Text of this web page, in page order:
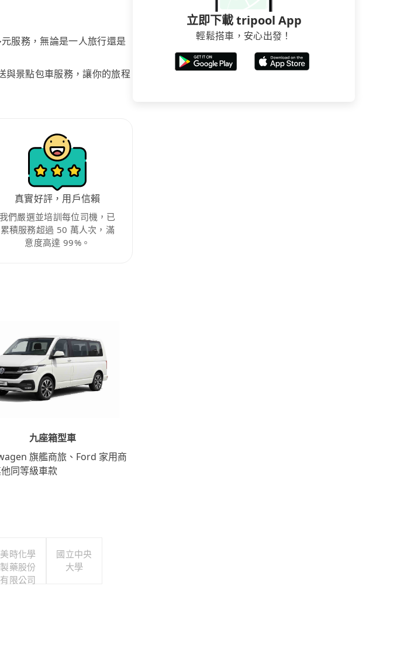
服務，無論是一人旅行還是
與景點包車服務，讓你的旅程
真實好評，用戶信賴
我們嚴選並培訓每位司機，已
累積服務超過 50 萬人次，滿
意度高達 99%。
九座箱型車
旗艦商旅、Ford 家用商
同等級車款
美時化學
製藥股份
有限公司
國立中央
大學
立即下載 tripool App
輕鬆搭車，安心出發！